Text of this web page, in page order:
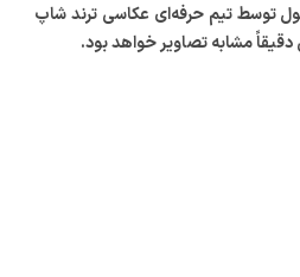
توسط تیم حرفه‌ای عکاسی ترند شاپ
دقیقاً مشابه تصاویر خواهد بود.